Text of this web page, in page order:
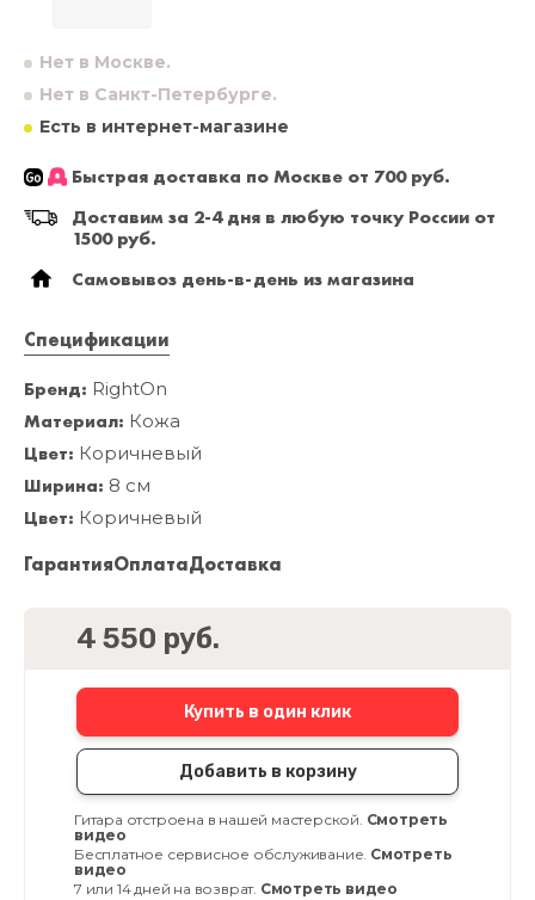
Нет в Москве.
Нет в Санкт-Петербурге.
Есть в интернет-магазине
Быстрая доставка по Москве от 700 руб.
Доставим за 2-4 дня в любую точку России от
1500 руб.
Самовывоз день-в-день из магазина
Спецификации
Бренд: RightOn
Материал: Кожа
Цвет: Коричневый
Ширина: 8 см
Цвет: Коричневый
ГарантияОплатаДоставка
4 550 руб.
Купить в один клик
Добавить в корзину
Гитара отстроена в нашей мастерской. Смотреть
видео
Бесплатное сервисное обслуживание. Смотреть
видео
7 или 14 дней на возврат. Смотреть видео